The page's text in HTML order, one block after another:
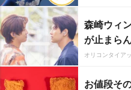
森崎ウィ
が止まら
オリコンタイア
お値段そ